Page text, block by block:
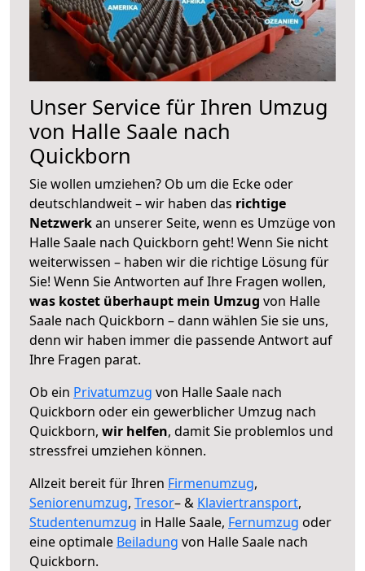
Unser Service für Ihren Umzug
von Halle Saale nach
Quickborn
Sie wollen umziehen? Ob um die Ecke oder
deutschlandweit – wir haben das richtige
Netzwerkan unserer Seite, wenn es Umzüge von
Halle Saale nach Quickborn geht! Wenn Sie nicht
weiterwissen – haben wir die richtige Lösung für
Sie! Wenn Sie Antworten auf Ihre Fragen wollen,
was kostet überhaupt mein Umzug von Halle
Saale nach Quickborn – dann wählen Sie sie uns,
denn wir haben immer die passende Antwort auf
Ihre Fragen parat.
Ob ein Privatumzug von Halle Saale nach
Quickborn oder ein gewerblicher Umzug nach
Quickborn, wir helfen, damit Sie problemlos und
stressfrei umziehen können.
Allzeit bereit für Ihren Firmenumzug,
Seniorenumzug, Tresor– & Klaviertransport,
Studentenumzug in Halle Saale, Fernumzug oder
eine optimale Beiladung von Halle Saale nach
Quickborn.